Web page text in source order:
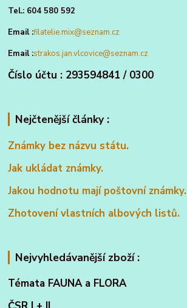
Tel.: 604 580 592
Email :filatelie.mix@seznam.cz
Email :strakos.jan.vlcovice@seznam.cz
Číslo účtu : 293594841 / 0300
Nejčtenější články :
Známky bez názvu státu.
Jak ukládat známky.
Jakou hodnotu mají poštovní známky.
Zhotovení vlastních albových listů.
Nejvyhledávanější zboží :
Témata FAUNA a FLORA